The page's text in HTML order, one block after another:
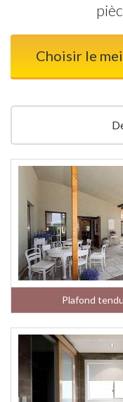
Choisir le
Plafond